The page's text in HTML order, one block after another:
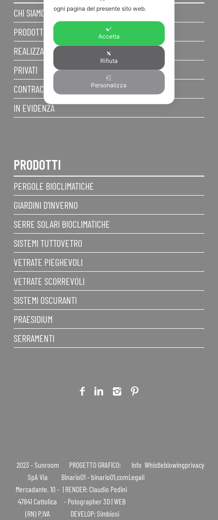
CHI SIAMO
PRODOTTI
REALIZZAZIONI
PRIVATI
CONTRACT
IN EVIDENZA
PRODOTTI
PERGOLE BIOCLIMATICHE
GIARDINI D’INVERNO
SERRE SOLARI BIOCLIMATICHE
SISTEMI TUTTOVETRO
VETRATE PIEGHEVOLI
VETRATE SCORREVOLI
SISTEMI OSCURANTI
PRAESIDIUM
SERRAMENTI
2023 - Sunroom
SpA Via
Mercadante, 10 -
47841 Cattolica
(RN) P.IVA
PROGETTO GRAFICO:
Binario01 - binario01.com
| RENDER: Claudio Pedini
- Potographer 3D | WEB
DEVELOP: Simbiosi
Info
Legali
Whistleblowingprivacy
ogni pagina del presente sito web.
Accetta
Rifiuta
Personalizza